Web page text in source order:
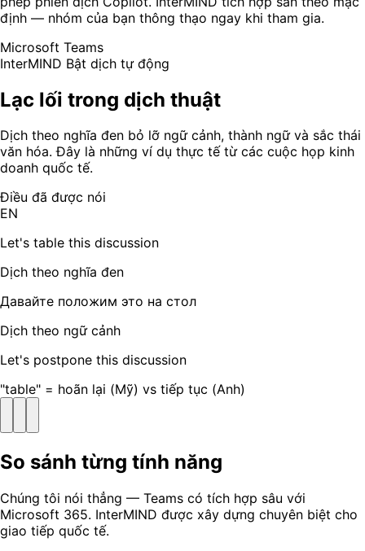
định — nhóm của bạn thông thạo ngay khi tham gia.
Microsoft Teams
InterMIND Bật dịch tự động
Lạc lối trong dịch thuật
Dịch theo nghĩa đen bỏ lỡ ngữ cảnh, thành ngữ và sắc thái
văn hóa. Đây là những ví dụ thực tế từ các cuộc họp kinh
doanh quốc tế.
Điều đã được nói
EN
Let's table this discussion
Dịch theo nghĩa đen
Давайте положим это на стол
Dịch theo ngữ cảnh
Let's postpone this discussion
"table" = hoãn lại (Mỹ) vs tiếp tục (Anh)
So sánh từng tính năng
Chúng tôi nói thẳng — Teams có tích hợp sâu với
Microsoft 365. InterMIND được xây dựng chuyên biệt cho
giao tiếp quốc tế.